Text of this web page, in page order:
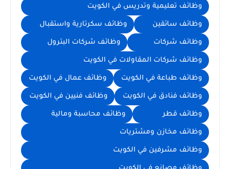
وظائف تعليمية وتدريس في الكويت
وظائف سائقين وظائف سكرتارية واستقبال
وظائف شركات وظائف شركات البترول
وظائف شركات المقاولات في الكويت
وظائف طباعة في الكويت وظائف عمال في الكويت
وظائف فنادق في الكويت وظائف فنيين في الكويت
وظائف قطر وظائف محاسبة ومالية
وظائف مخازن ومشتريات
وظائف مشرفين في الكويت